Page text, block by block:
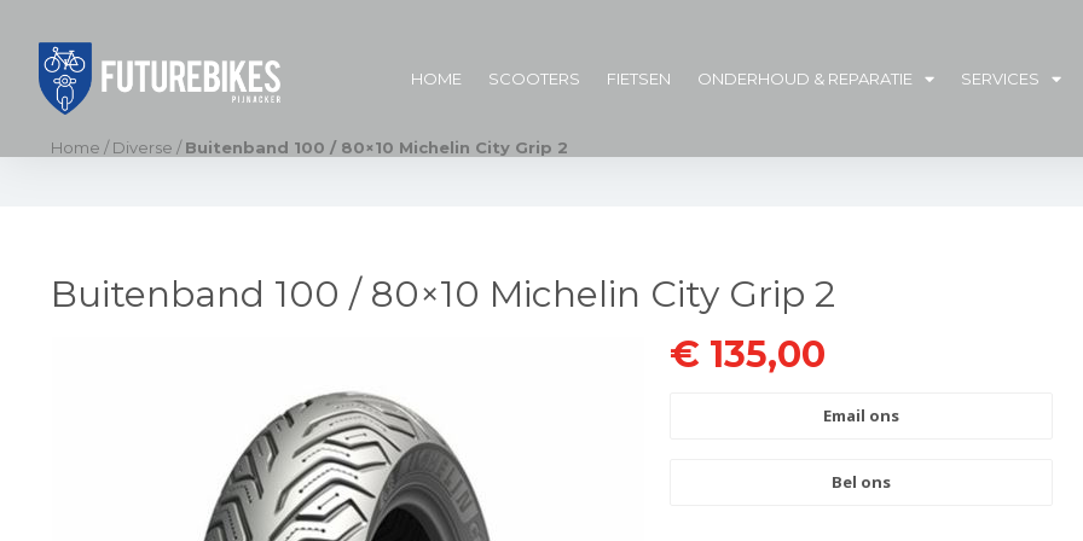
HOME SCOOTERS FIETSEN ONDERHOUD & REPARATIE SERVICES
Home /Diverse /Buitenband 100 / 80×10 Michelin City Grip 2
Buitenband 100 / 80×10 Michelin City Grip 2
€ 135,00
Email ons
Bel ons